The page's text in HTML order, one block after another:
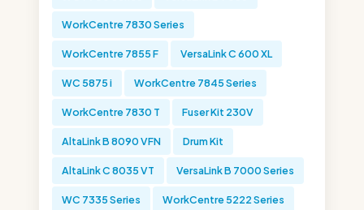
WorkCentre 7830 Series
WorkCentre 7855 F VersaLink C 600 XL
WC 5875 i WorkCentre 7845 Series
WorkCentre 7830 T Fuser Kit 230V
AltaLink B 8090 VFN Drum Kit
AltaLink C 8035 VT VersaLink B 7000 Series
WC 7335 Series WorkCentre 5222 Series